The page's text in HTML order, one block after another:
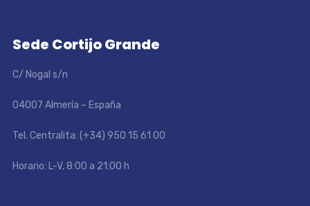
Sede Cortijo Grande
C/ Nogal s/n
04007 Almería – España
Tel. Centralita: (+34) 950 15 61 00
Horario: L-V, 8:00 a 21:00 h